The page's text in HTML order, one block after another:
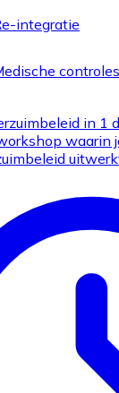
integratie
controles
in 1
waarin